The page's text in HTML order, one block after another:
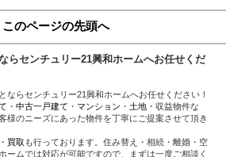
このページの先頭へ
らセンチュリー21興和ホームへお任せくだ
ならセンチュリー21興和ホームへお任せください！
・ 中古一戸建て ・ マンション ・ 土地・収益物件な
様のニーズにあった物件を丁寧にご提案させて頂き
買取 も行っております。住み替え・相続・離婚・空
ームでは対応が可能ですので、まずは一度ご相談く